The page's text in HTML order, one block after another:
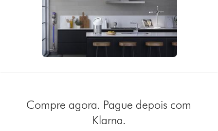
Compre agora. Pague depois com
Klarna.